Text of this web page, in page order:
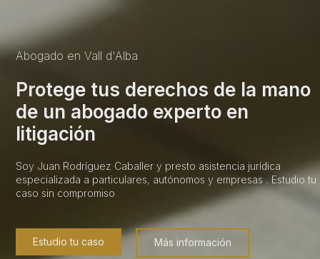
Abogado en Vall d'Alba
Protege tus derechos de la mano
de un abogado experto en
litigación
Soy Juan Rodríguez Caballer y presto asistencia jurídica
especializada a particulares, autónomos y empresas . Estudio tu
caso sin compromiso
Estudio tu caso Más información